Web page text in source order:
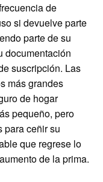
de
si devuelve parte
parte de su
documentación
suscripción. Las
más grandes
de hogar
pequeño, pero
para ceñir su
que regrese lo
de la prima.